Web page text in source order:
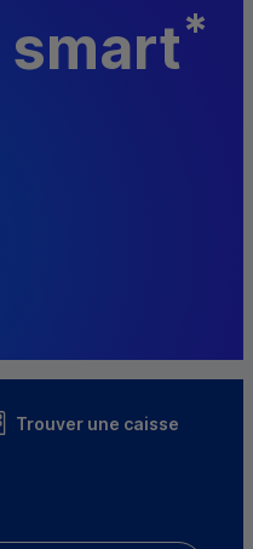
smart*
Trouver une caisse